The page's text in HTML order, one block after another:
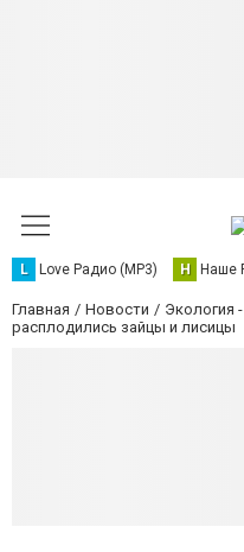
L Love Радио (MP3) Н Наше
Главная Новости Экология
расплодились зайцы и лисицы